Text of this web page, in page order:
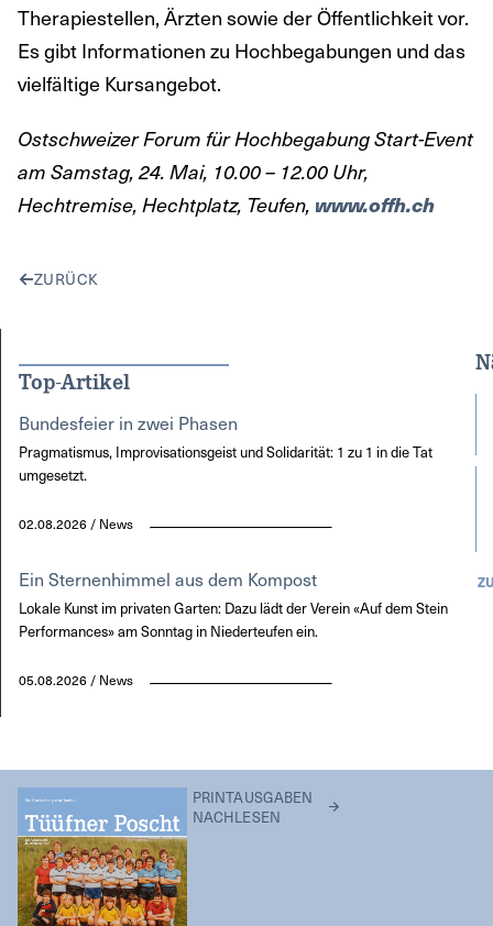
Therapiestellen, Ärzten sowie der Öffentlichkeit vor.
Es gibt Informationen zu Hochbegabungen und das
vielfältige Kursangebot.
Ostschweizer Forum für Hochbegabung Start-Event
am Samstag, 24. Mai, 10.00 – 12.00 Uhr,
Hechtremise, Hechtplatz, Teufen, www.offh.ch
ZURÜCK
Top-Artikel
Bundesfeier in zwei Phasen
Pragmatismus, Improvisationsgeist und Solidarität: 1 zu 1 in die Tat
umgesetzt.
02.08.2026 / News
Ein Sternenhimmel aus dem Kompost
Lokale Kunst im privaten Garten: Dazu lädt der Verein «Auf dem Stein
Performances» am Sonntag in Niederteufen ein.
05.08.2026 / News
PRINTAUSGABEN
NACHLESEN